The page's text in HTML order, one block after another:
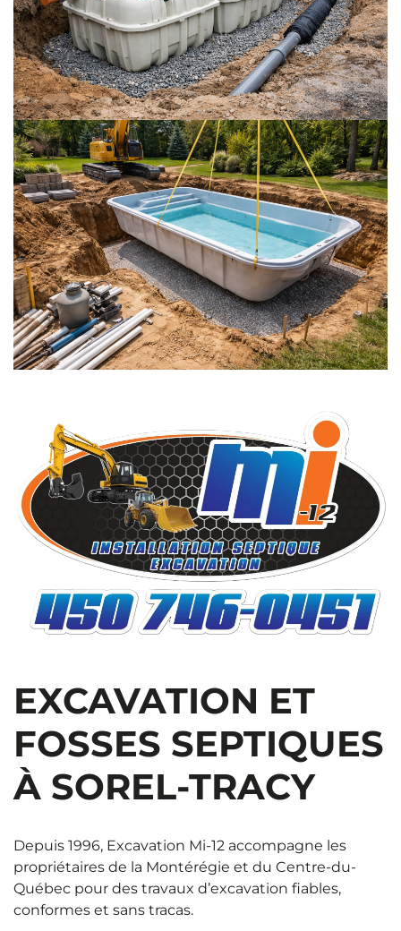
EXCAVATION ET
FOSSES SEPTIQUES
À SOREL-TRACY
Depuis 1996, Excavation Mi-12 accompagne les
propriétaires de la Montérégie et du Centre-du-
Québec pour des travaux d’excavation fiables,
conformes et sans tracas.